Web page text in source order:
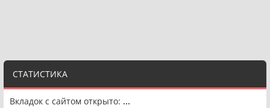
СТАТИСТИКА
Вкладок с сайтом открыто: ...